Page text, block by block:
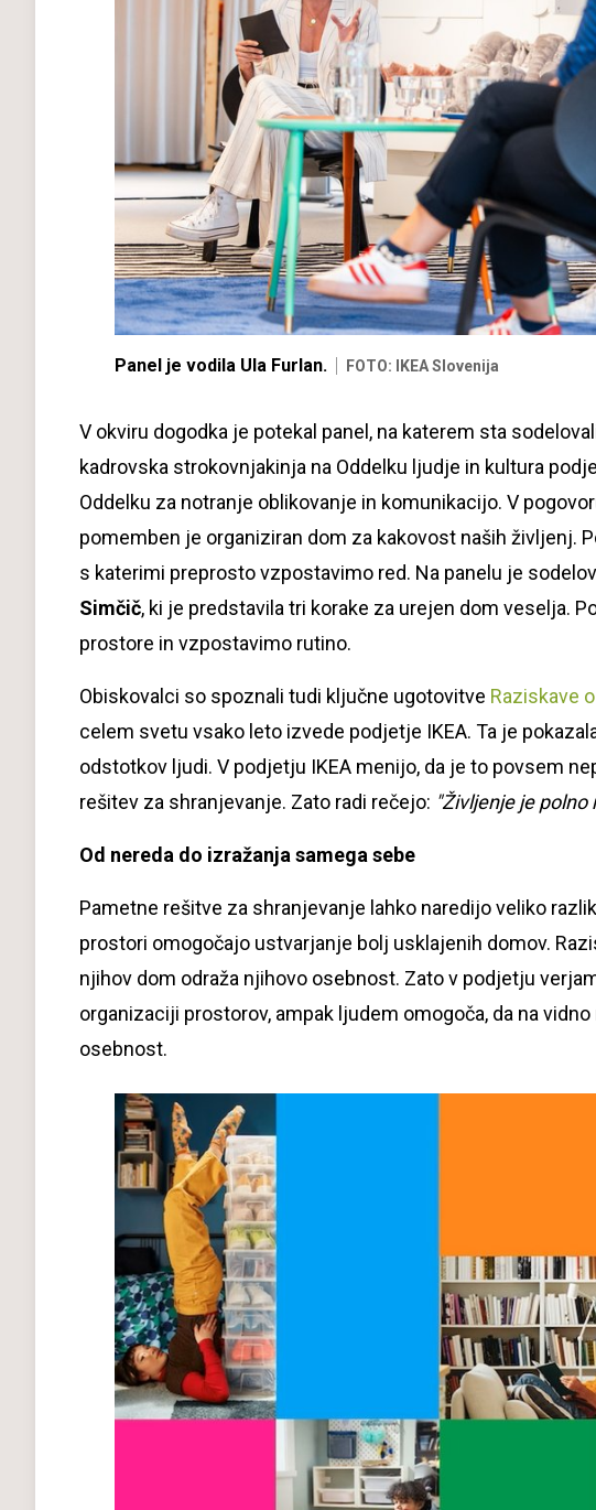
Panel je vodila Ula Furlan. FOTO: IKEA Slovenija
V okviru dogodka je potekal panel, na katerem sta
kadrovska strokovnjakinja na Oddelku ljudje in kultura
Oddelku za notranje oblikovanje in komunikacijo. V
pomemben je organiziran dom za kakovost naših življenj.
s katerimi preprosto vzpostavimo red. Na panelu je
Simčič, ki je predstavila tri korake za urejen dom veselja.
prostore in vzpostavimo rutino.
Obiskovalci so spoznali tudi ključne ugotovitve Raziskave
celem svetu vsako leto izvede podjetje IKEA. Ta je
odstotkov ljudi. V podjetju IKEA menijo, da je to povsem
rešitev za shranjevanje. Zato radi rečejo: "Življenje je
Od nereda do izražanja samega sebe
Pametne rešitve za shranjevanje lahko naredijo veliko
prostori omogočajo ustvarjanje bolj usklajenih domov.
njihov dom odraža njihovo osebnost. Zato v podjetju
organizaciji prostorov, ampak ljudem omogoča, da na
osebnost.